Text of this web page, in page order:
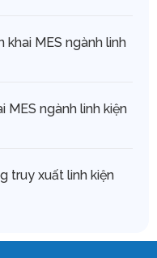
khai MES ngành linh
MES ngành linh kiện
truy xuất linh kiện